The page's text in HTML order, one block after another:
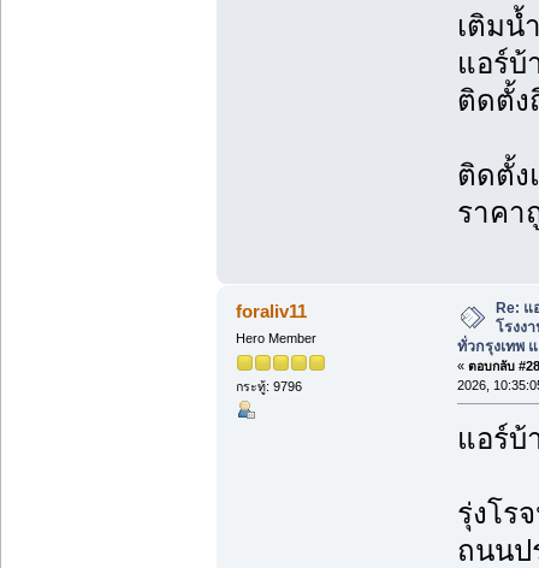
เติมน้
แอร์บ้
ติดตั้ง
ติดตั้ง
ราคา
foraliv11
Hero Member
กระทู้: 9796
Re: แ
โรงง
ทั่วกรุงเทพ
« ตอบกลับ
2026,
แอร์บ้
รุ่งโร
ถนนป